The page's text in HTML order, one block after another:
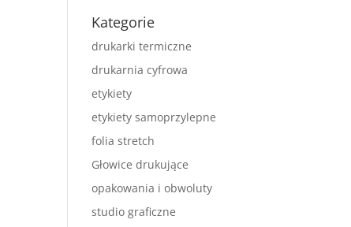
Kategorie
drukarki termiczne
drukarnia cyfrowa
etykiety
etykiety samoprzylepne
folia stretch
Głowice drukujące
opakowania i obwoluty
studio graficzne